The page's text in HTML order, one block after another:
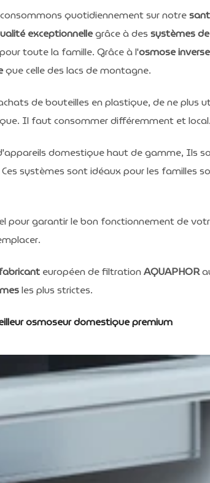
quotidiennement sur notre
exceptionnellegrâce à des systèmes
toute la famille. Grâce à l'osmose inverse
que celle des lacs de montagne.
de bouteilles en plastique, de ne plus
Il faut consommer différemment et local.
domestique haut de gamme, Ils
Ces systèmes sont idéaux pour les familles
pour garantir le bon fonctionnement de
européen de filtrationAQUAPHOR
les plus strictes.
osmoseur domestique premium